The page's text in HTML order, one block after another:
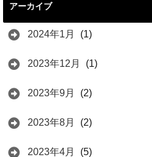
アーカイブ
2024年1月 (1)
2023年12月 (1)
2023年9月 (2)
2023年8月 (2)
2023年4月 (5)